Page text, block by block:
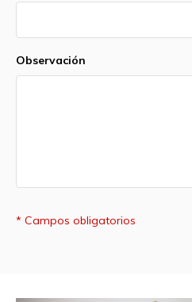
Observación
* Campos obligatorios